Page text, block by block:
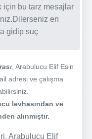
için bu tarz mesajlar
en
gidip suç
, Arabulucu Elif Esin
adresi ve çalışma
levhasından ve
alınmıştır.
Arabulucu Elif